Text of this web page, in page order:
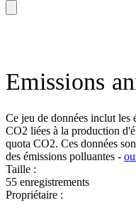
Emissions
Ce jeu de données inclut les
CO2 liées à la production
quota CO2. Ces données
des émissions polluantes -
Taille :
55 enregistrements
Propriétaire :